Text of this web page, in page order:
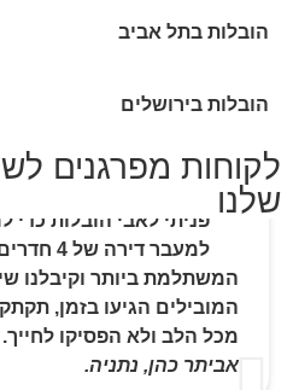
הובלות בתל אביב
הובלות בירושלים
לקוחות מפרגנים
שלנו
פניתי לאבי הובלות כדי
למעבר דירה
המשתלמת ביותר וקיבלנו
המובילים הגיעו בזמן,
מכל הלב ולא הפסיקו לחייך.
אביתר כהן, נתניה.